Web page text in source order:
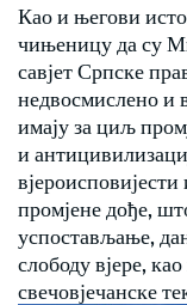
Као и његови
чињеницу да су
савјет Српске
недвосмислено и
имају за циљ
и
промјене дође,
успостављање,
слободу вјере,
свечовјечанске